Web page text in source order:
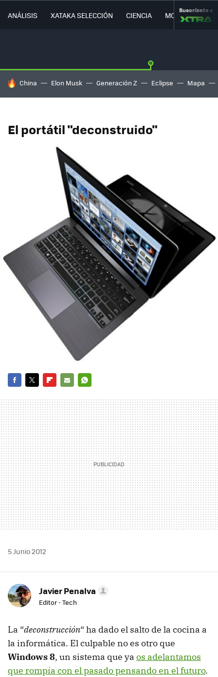
ANÁLISIS XATAKA SELECCIÓN CIENCIA MOVILIDAD
Suscríbete a
HOY SE HABLA DE
China Elon Musk Generación Z Eclipse Mapa
El portátil "deconstruido"
MAIL
5 Junio 2012
Javier Penalva
Editor - Tech
La “deconstrucción“ ha dado el salto de la cocina a
la informática. El culpable no es otro que
Windows 8, un sistema que ya os adelantamos
que rompía con el pasado pensando en el futuro.